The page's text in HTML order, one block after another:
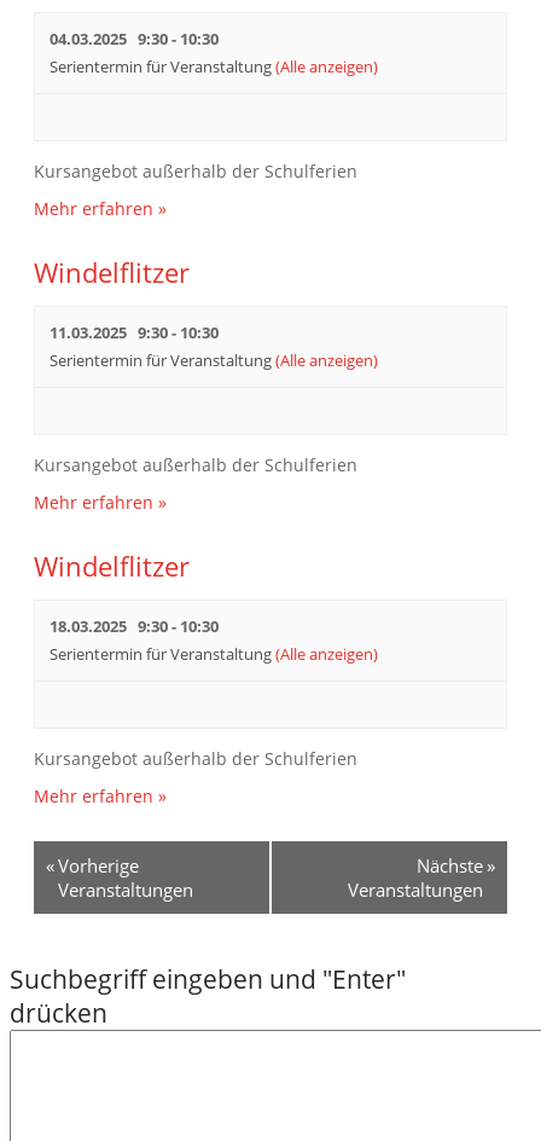
04.03.2025 9:30- 10:30
Serientermin für Veranstaltung(Alle anzeigen)
Kursangebot außerhalb der Schulferien
Mehr erfahren »
Windelflitzer
11.03.2025 9:30- 10:30
Serientermin für Veranstaltung(Alle anzeigen)
Kursangebot außerhalb der Schulferien
Mehr erfahren »
Windelflitzer
18.03.2025 9:30- 10:30
Serientermin für Veranstaltung(Alle anzeigen)
Kursangebot außerhalb der Schulferien
Mehr erfahren »
VERANSTALTUNGEN
LISTEN
«Vorherige
Veranstaltungen
Nächste
Veranstaltungen
»